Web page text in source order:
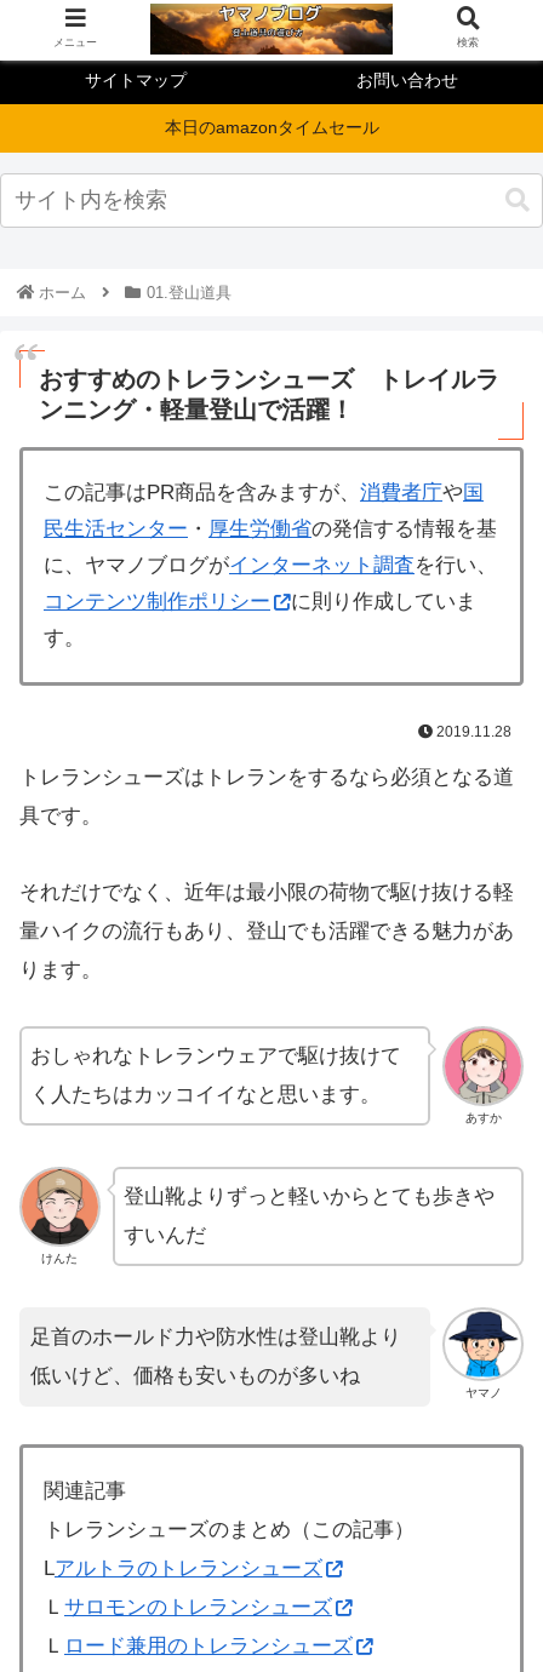
サイトマップ お問い合わせ
本日のamazonタイムセール
ホーム 01.登山道具
おすすめのトレランシューズ トレイルラ
ンニング・軽量登山で活躍！
この記事はPR商品を含みますが、 消費者庁や 国
民生活センター ・ 厚生労働省の発信する情報を基
に、ヤマノブログがインターネット調査を行い、
コンテンツ制作ポリシー
に則り作成していま
す。
2019.11.28
トレランシューズはトレランをするなら必須となる道
具です。
それだけでなく、近年は最小限の荷物で駆け抜ける軽
量ハイクの流行もあり、登山でも活躍できる魅力があ
ります。
あすか
おしゃれなトレランウェアで駆け抜けて
く人たちはカッコイイなと思います。
けんた
登山靴よりずっと軽いからとても歩きや
すいんだ
ヤマノ
足首のホールド力や防水性は登山靴より
低いけど、価格も安いものが多いね
関連記事
トレランシューズのまとめ（この記事）
Lアルトラのトレランシューズ
Ｌ サロモンのトレランシューズ
Ｌ ロード兼用のトレランシューズ
メニュー 検索